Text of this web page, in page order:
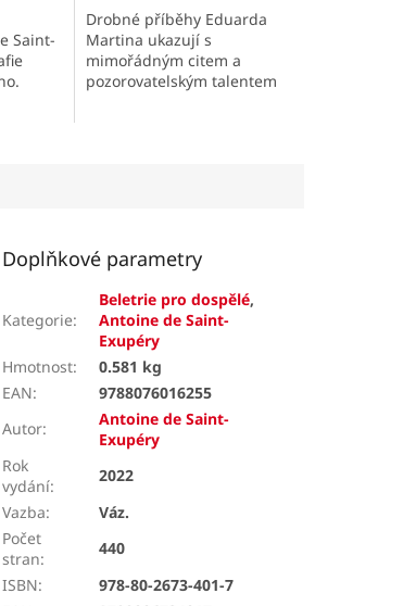
Saint-
Drobné příběhy Eduarda
Martina ukazují s
mimořádným citem a
pozorovatelským talentem
Doplňkové parametry
Kategorie:
Beletrie pro dospělé,
Antoine de Saint-
Exupéry
Hmotnost:
0.581 kg
EAN:
9788076016255
Autor:
Antoine de Saint-
Exupéry
Rok
vydání:
2022
Vazba:
Váz.
Počet
stran:
440
ISBN:
978-80-2673-401-7